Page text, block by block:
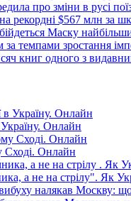
про зміни в русі
рекордні $567 млн за
Маску
за темпами зростання
книг одного з
Онлайн
Сході. Онлайн
а не на стрілу". Як